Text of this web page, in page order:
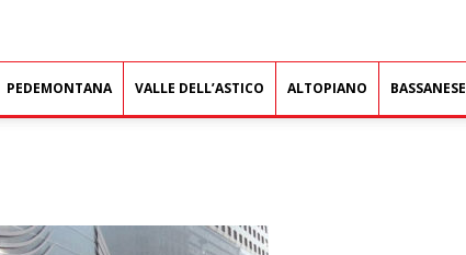
PEDEMONTANA VALLE DELL’ASTICO ALTOPIANO BASSANESE